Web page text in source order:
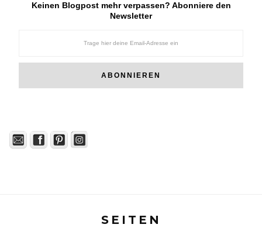
Keinen Blogpost mehr verpassen? Abonniere den
Newsletter
SEITEN